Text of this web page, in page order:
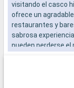
visitando el casco
ofrece un
restaurantes y
sabrosa
pueden perderse el